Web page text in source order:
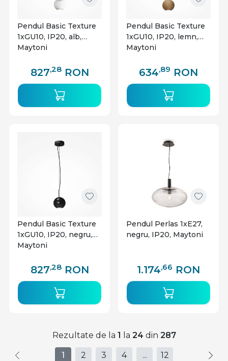
Pendul Basic Texture
1xGU10, IP20, alb,
Maytoni
827,28 RON
Pendul Basic Texture
1xGU10, IP20, lemn,
Maytoni
634,89 RON
Pendul Basic Texture
1xGU10, IP20, negru,
Maytoni
827,28 RON
Pendul Perlas 1xE27,
negru, IP20, Maytoni
1.174,66 RON
Rezultate de la 1 la 24 din 287
1 2 3 4 ... 12